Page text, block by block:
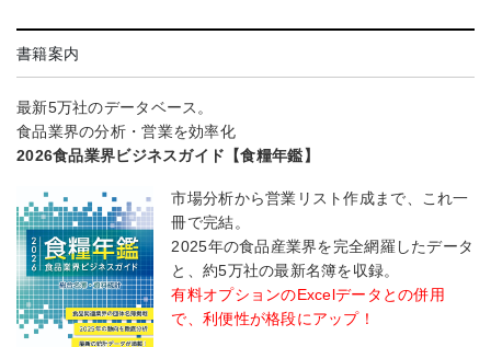
書籍案内
最新5万社のデータベース。
食品業界の分析・営業を効率化
2026食品業界ビジネスガイド【食糧年鑑】
市場分析から営業リスト作成まで、これ一
冊で完結。
2025年の食品産業界を完全網羅したデータ
と、約5万社の最新名簿を収録。
有料オプションのExcelデータとの併用
で、利便性が格段にアップ！